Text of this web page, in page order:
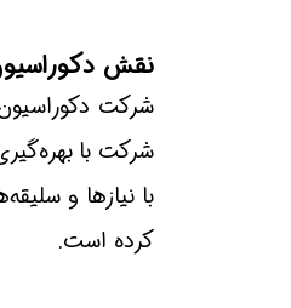
نقش
شرکت
شرکت با
با نیازها و
کرده است.